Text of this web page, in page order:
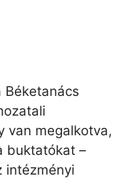
Béketanács
van megalkotva,
buktatókat –
intézményi